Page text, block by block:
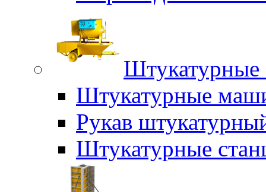
Штукатурные
Штукатурные
Рукав
Штукатурные